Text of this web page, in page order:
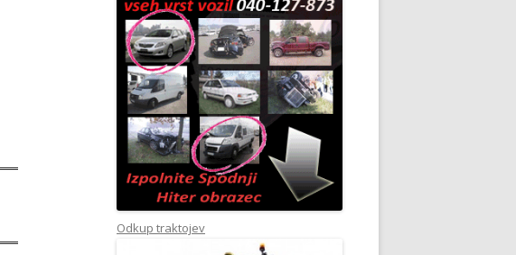
Odkup traktojev